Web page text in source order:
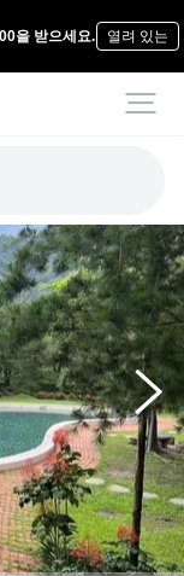
을 받으세요. 열려 있는